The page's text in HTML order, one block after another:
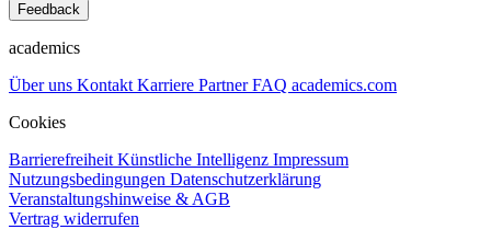
Feedback
academics
Über uns Kontakt Karriere PartnerFAQ academics.com
Cookies
Barrierefreiheit Künstliche Intelligenz Impressum
Nutzungsbedingungen Datenschutzerklärung
Veranstaltungshinweise & AGB
Vertrag widerrufen